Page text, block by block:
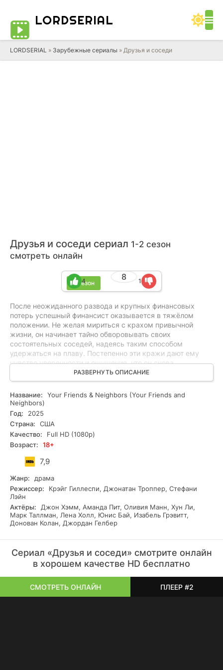
LORDSERIAL
LORDSERIAL » Зарубежные сериалы » Друзья и соседи
Друзья и соседи сериал 1-2 сезон
смотреть онлайн
2 сезон
8
4 1
После неожиданного развода и крупных финансовых
потерь успешный финансист оказывается в тяжёлом
положении. Не желая мириться с крахом привычной
жизни, он начинает тайно обворовывать своих
состоятельных соседей, надеясь таким способом
удержаться на плаву. Постепенно эти кражи дают ему
чувство уверенности и ощущение, что он снова
контролирует происходящее. Но с каждым новым
преступлением ситуация становится всё опаснее. Герой
всё глубже втягивается в рискованную игру, где любая
ошибка может дорого обойтись, а его поступки начинают
привлекать внимание людей, с которыми лучше не
сталкиваться.
РАЗВЕРНУТЬ ОПИСАНИЕ
Название:
Your Friends & Neighbors (Your Friends and
Neighbors)
Год:
2025
Страна:
США
Качество:
Full HD (1080p)
Возраст:
18+
7,9
Жанр:
драма
Режиссер:
Крэйг Гиллеспи, Джонатан Троппер, Стефани
Лэйн
Актёры:
Джон Хэмм, Аманда Пит, Оливия Манн, Хун Ли,
Марк Таллман, Лена Холл, Юнис Бай, Изабель Грэвитт,
Донован Колан, Джордан Гелбер
Сериал «Друзья и соседи» смотрите онлайн
в хорошем качестве HD бесплатно
СМОТРЕТЬ ОНЛАЙН ПЛЕЕР #2